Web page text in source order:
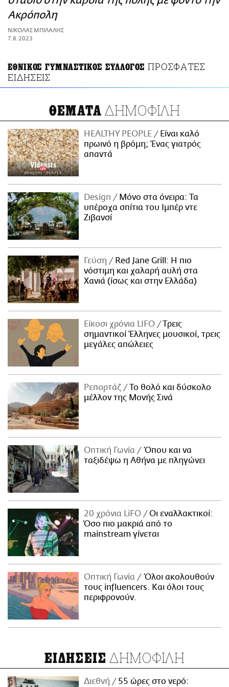
ΑΜΠΑ
PRINT
Ακρόπολη
ΝΙΚΟΛΑΣ ΜΠΙΛΑΛΗΣ
7.8.2023
ΕΘΝΙΚΟΣ ΓΥΜΝΑΣΤΙΚΟΣ ΣΥΛΛΟΓΟΣ ΠΡΟΣΦΑΤΕΣ
ΕΙΔΗΣΕΙΣ
ΘΕΜΑΤΑ ΔΗΜΟΦΙΛΗ
HEALTHY PEOPLE
Είναι καλό
πρωινό η βρόμη; Ένας γιατρός
απαντά
Design
Μόνο στα όνειρα: Τα
υπέροχα σπίτια του Ιμπέρ ντε
Ζιβανσί
Γεύση
Red Jane Grill: Η πιο
νόστιμη και χαλαρή αυλή στα
Χανιά (ίσως και στην Ελλάδα)
Είκοσι χρόνια LIFO
Tρεις
σημαντικοί Έλληνες μουσικοί, τρεις
μεγάλες απώλειες
Ρεπορτάζ
Το θολό και δύσκολο
μέλλον της Μονής Σινά
Οπτική Γωνία
Όπου και να
ταξιδέψω η Αθήνα με πληγώνει
20 χρόνια LiFO
Οι εναλλακτικοί:
Όσο πιο μακριά από το
mainstream γίνεται
Οπτική Γωνία
Όλοι ακολουθούν
τους influencers. Και όλοι τους
περιφρονούν.
ΕΙΔΗΣΕΙΣ ΔΗΜΟΦΙΛΗ
Διεθνή 55 ώρες στο νερό: